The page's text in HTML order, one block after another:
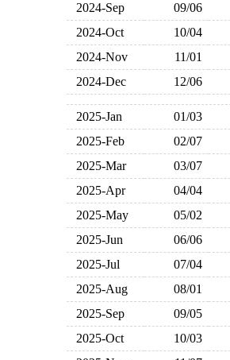
2024-Sep
09/06
2024-Oct
10/04
2024-Nov
11/01
2024-Dec
12/06
2025-Jan 01/03
2025-Feb
02/07
2025-Mar
03/07
2025-Apr
04/04
2025-May
05/02
2025-Jun
06/06
2025-Jul
07/04
2025-Aug
08/01
2025-Sep
09/05
2025-Oct
10/03